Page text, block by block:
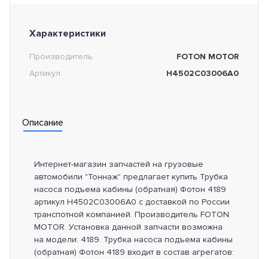
Характеристики
Производитель
FOTON MOTOR
Артикул
H4502C03006A0
Описание
Интернет-магазин запчастей на грузовые
автомобили "Тоннаж" предлагает купить Трубка
насоса подъема кабины (обратная) Фотон 4189
артикул H4502C03006A0 с доставкой по России
транспотной компанией. Производитель FOTON
MOTOR. Установка данной запчасти возможна
на модели: 4189. Трубка насоса подъема кабины
(обратная) Фотон 4189 входит в состав агрегатов: